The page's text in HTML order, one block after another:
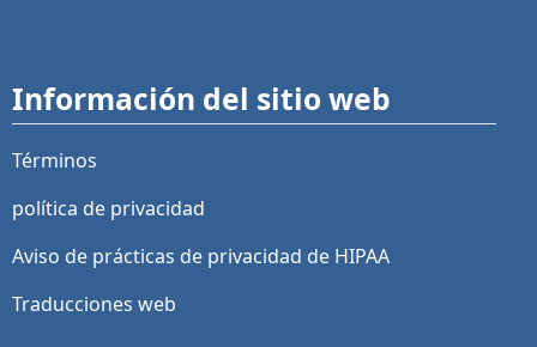
Información del sitio web
Términos
política de privacidad
Aviso de prácticas de privacidad de HIPAA
Traducciones web